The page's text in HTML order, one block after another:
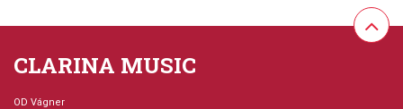
CLARINA MUSIC
OD Vágner